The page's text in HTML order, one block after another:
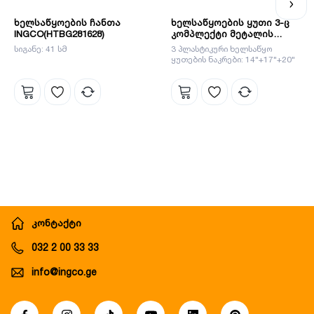
ხელსაწყოების ჩანთა
INGCO(HTBG281628)
სიგანე: 41 სმ
ხელსაწყოების ყუთი 3-ც
კომპლექტი მეტალის
ჩამკეტით INGCO 14"17"20"
(356X168X160) (PBXK0302)
3 პლასტიკური ხელსაწყო
ყუთების ნაკრები: 14"+17"+20"
კონტაქტი
032 2 00 33 33
info@ingco.ge